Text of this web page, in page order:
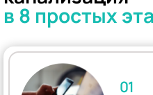
в 8 простых
01